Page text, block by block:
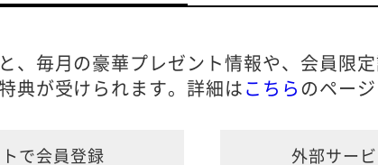
、毎月の豪華プレゼント情報や、会員限
典が受けられます。詳細は こちら のページ
で会員登録 外部サー